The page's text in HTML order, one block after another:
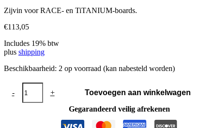
Zijvin voor RACE- en TiTANIUM-boards.
€113,05
Includes 19% btw
plus shipping
Beschikbaarheid: 2 op voorraad (kan nabesteld worden)
-
RACE
+
Toevoegen aan winkelwagen
Gegarandeerd veilig afrekenen